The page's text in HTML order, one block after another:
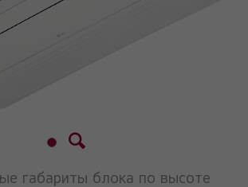
габариты блока по высоте